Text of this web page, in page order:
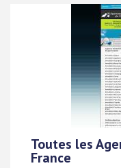
Toutes les
France